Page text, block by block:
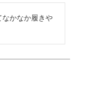
なかなか履きや